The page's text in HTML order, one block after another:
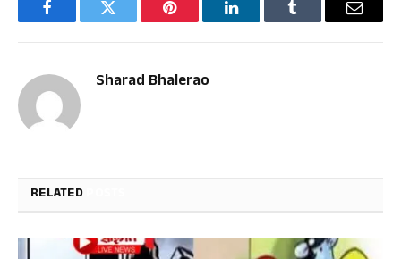
FacebookTwitter Pinterest LinkedInTumblr Email
Sharad Bhalerao
RELATED